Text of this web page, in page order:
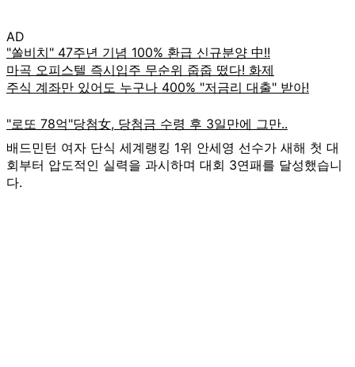
AD
배드민턴 여자 단식 세계랭킹 1위 안세영 선수가 새해 첫 대
회부터 압도적인 실력을 과시하며 대회 3연패를 달성했습니
다.